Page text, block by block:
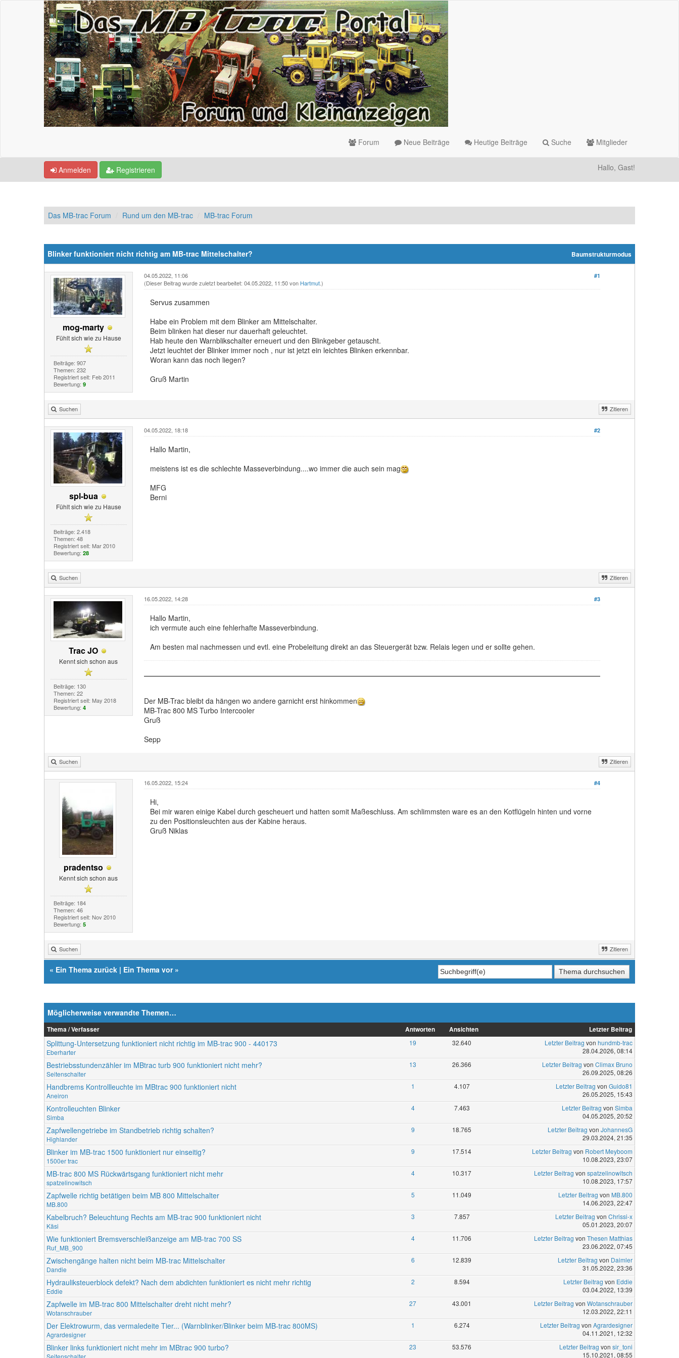
Forum Neue Beiträge Heutige Beiträge Suche Mitglieder
Anmelden Registrieren Hallo, Gast!
Das MB-trac Forum Rund um den MB-trac MB-trac Forum
Baumstrukturmodus
Blinker funktioniert nicht richtig am MB-trac Mittelschalter?
mog-marty
Fühlt sich wie zu Hause
Beiträge: 907
Themen: 232
Registriert seit: Feb 2011
Bewertung: 9
#1
04.05.2022, 11:06
(Dieser Beitrag wurde zuletzt bearbeitet: 04.05.2022, 11:50 von Hartmut.)
Servus zusammen
Habe ein Problem mit dem Blinker am Mittelschalter.
Beim blinken hat dieser nur dauerhaft geleuchtet.
Hab heute den Warnblikschalter erneuert und den Blinkgeber getauscht.
Jetzt leuchtet der Blinker immer noch , nur ist jetzt ein leichtes Blinken erkennbar.
Woran kann das noch liegen?
Gruß Martin
Suchen Zitieren
spl-bua
Fühlt sich wie zu Hause
Beiträge: 2.418
Themen: 48
Registriert seit: Mar 2010
Bewertung: 28
#2
04.05.2022, 18:18
Hallo Martin,
meistens ist es die schlechte Masseverbindung....wo immer die auch sein mag
MFG
Berni
Suchen Zitieren
Trac JO
Kennt sich schon aus
Beiträge: 130
Themen: 22
Registriert seit: May 2018
Bewertung: 4
#3
16.05.2022, 14:28
Hallo Martin,
ich vermute auch eine fehlerhafte Masseverbindung.
Am besten mal nachmessen und evtl. eine Probeleitung direkt an das Steuergerät bzw. Relais legen und er sollte gehen.
Der MB-Trac bleibt da hängen wo andere garnicht erst hinkommen
MB-Trac 800 MS Turbo Intercooler
Gruß
Sepp
Suchen Zitieren
pradentso
Kennt sich schon aus
Beiträge: 184
Themen: 46
Registriert seit: Nov 2010
Bewertung: 5
#4
16.05.2022, 15:24
Hi,
Bei mir waren einige Kabel durch gescheuert und hatten somit Maßeschluss. Am schlimmsten ware es an den Kotflügeln hinten und vorne
zu den Positionsleuchten aus der Kabine heraus.
Gruß Niklas
Suchen Zitieren
« Ein Thema zurück | Ein Thema vor»
Möglicherweise verwandte Themen…
Thema / Verfasser Antworten Ansichten Letzter Beitrag
Splittung-Untersetzung funktioniert nicht richtig im MB-trac 900 - 440173
Eberharter
19 32.640 Letzter Beitrag von hundmb-trac
28.04.2026, 08:14
Bestriebsstundenzähler im MBtrac turb 900 funktioniert nicht mehr?
Seitenschalter
13 26.366 Letzter Beitrag von Climax Bruno
26.09.2025, 08:26
Handbrems Kontrollleuchte im MBtrac 900 funktioniert nicht
Aneiron
1 4.107 Letzter Beitrag von Guido81
26.05.2025, 15:43
Kontrolleuchten Blinker
Simba
4 7.463 Letzter Beitrag von Simba
04.05.2025, 20:52
Zapfwellengetriebe im Standbetrieb richtig schalten?
Highlander
9 18.765 Letzter Beitrag von JohannesG
29.03.2024, 21:35
Blinker im MB-trac 1500 funktioniert nur einseitig?
1500er trac
9 17.514 Letzter Beitrag von Robert Meyboom
10.08.2023, 23:07
MB-trac 800 MS Rückwärtsgang funktioniert nicht mehr
spatzelinowitsch
4 10.317 Letzter Beitrag von spatzelinowitsch
10.08.2023, 17:57
Zapfwelle richtig betätigen beim MB 800 Mittelschalter
MB.800
5 11.049 Letzter Beitrag von MB.800
14.06.2023, 22:47
Kabelbruch? Beleuchtung Rechts am MB-trac 900 funktioniert nicht
Käsi
3 7.857 Letzter Beitrag von Chrissi-x
05.01.2023, 20:07
Wie funktioniert Bremsverschleißanzeige am MB-trac 700 SS
Ruf_MB_900
4 11.706 Letzter Beitrag von Thesen Matthias
23.06.2022, 07:45
Zwischengänge halten nicht beim MB-trac Mittelschalter
Dandie
6 12.839 Letzter Beitrag von Daimler
31.05.2022, 23:36
Hydrauliksteuerblock defekt? Nach dem abdichten funktioniert es nicht mehr richtig
Eddie
2 8.594 Letzter Beitrag von Eddie
03.04.2022, 13:39
Zapfwelle im MB-trac 800 Mittelschalter dreht nicht mehr?
Wotanschrauber
27 43.001 Letzter Beitrag von Wotanschrauber
12.03.2022, 22:11
Der Elektrowurm, das vermaledeite Tier... (Warnblinker/Blinker beim MB-trac 800MS)
Agrardesigner
1 6.274 Letzter Beitrag von Agrardesigner
04.11.2021, 12:32
Blinker links funktioniert nicht mehr im MBtrac 900 turbo?
Seitenschalter
23 53.576 Letzter Beitrag von sir_toni
15.10.2021, 08:55